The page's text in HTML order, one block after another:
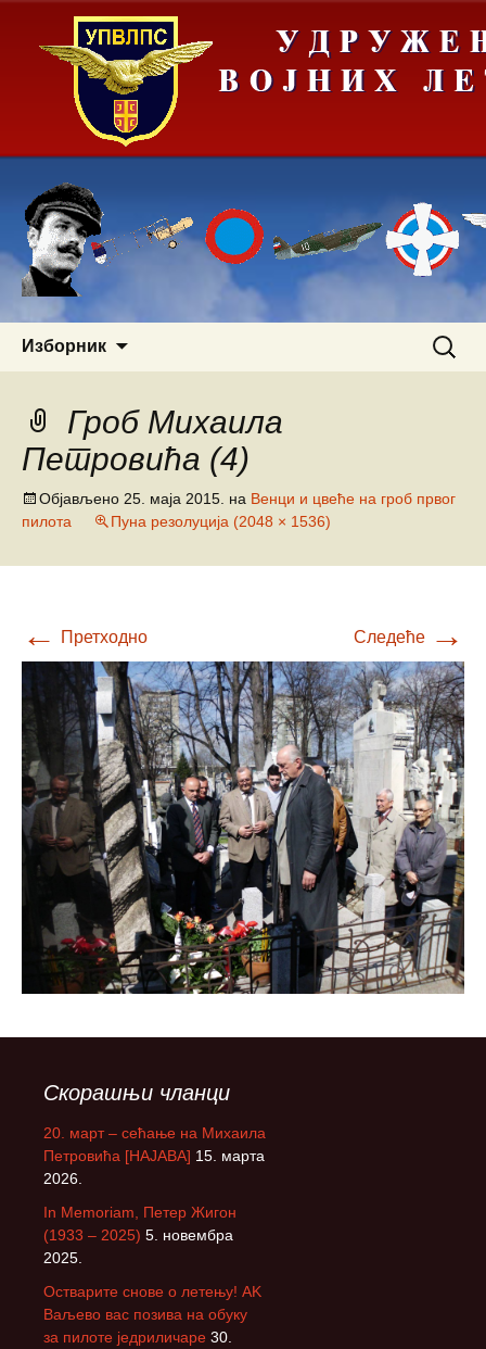
Изборник
Гроб Михаила
Петровића (4)
Објављено 25. маја 2015. на Венци и цвеће на гроб првог
пилота
Пуна резолуција (2048 × 1536)
← Претходно Следеће →
Скорашњи чланци
20. март – сећање на Михаила
Петровића [НАЈАВА] 15. марта
2026.
In Memoriam, Петер Жигон
(1933 – 2025) 5. новембра
2025.
Остварите снове о летењу! АK
Ваљево вас позива на обуку
за пилоте једриличаре 30.